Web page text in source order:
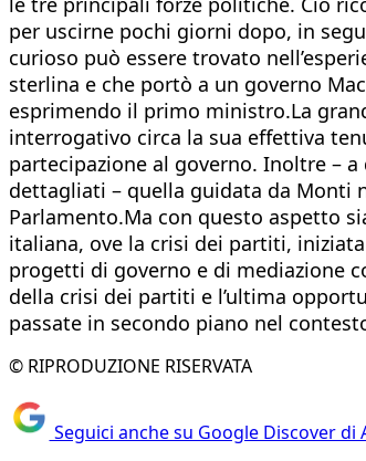
per uscirne pochi giorni dopo, in
curioso può essere trovato
sterlina e che portò a un governo
esprimendo il primo ministro.La
interrogativo circa la sua effettiva
partecipazione al governo. Inoltre –
dettagliati – quella guidata da Monti
Parlamento.Ma con questo aspetto
italiana, ove la crisi dei partiti,
progetti di governo e di mediazione
della crisi dei partiti e l’ultima
passate in secondo piano nel
© RIPRODUZIONE RISERVATA
Seguici anche su Google Discover di